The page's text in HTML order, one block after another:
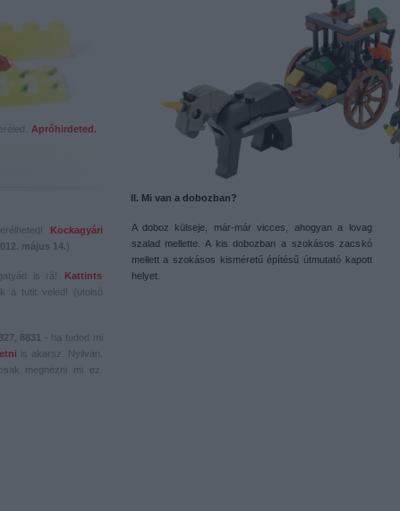
Apróhirdeted.
Kockagyári
május 14.)
is rá!
Kattints
a tutit veled! (utolsó
8831 - ha tudod mi
is akarsz. Nyilván.
megnézni mi ez.
II. Mi van a dobozban?
A doboz külseje, már-már vicces, ahogyan a lovag
szalad mellette. A kis dobozban a szokásos zacskó
mellett a szokásos kisméretű építésű útmutató kapott
helyet.